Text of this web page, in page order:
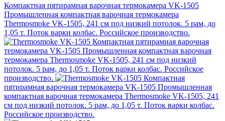
Компактная пятирамная варочная термокамера VK-1505
Промышленная компактная варочная термокамера
Thermosmoke VK-1505, 241 см под низкий потолок. 5 рам, до
1,05 т. Поток варки колбас. Российское производство.
Компактная пятирамная варочная
термокамера VK-1505 Промышленная компактная варочная
термокамера Thermosmoke VK-1505, 241 см под низкий
потолок. 5 рам, до 1,05 т. Поток варки колбас. Российское
производство.
Компактная
пятирамная варочная термокамера VK-1505 Промышленная
компактная варочная термокамера Thermosmoke VK-1505, 241
см под низкий потолок. 5 рам, до 1,05 т. Поток варки колбас.
Российское производство.